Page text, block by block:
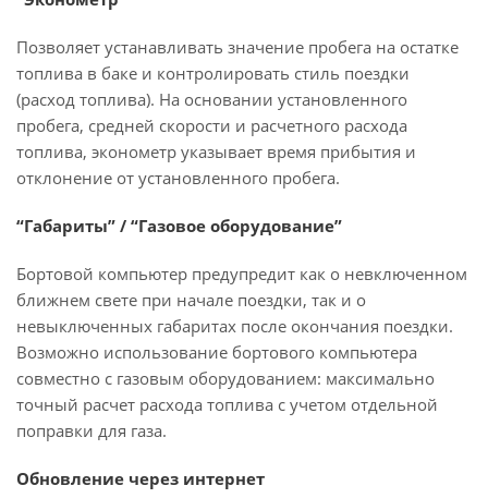
Позволяет устанавливать значение пробега на остатке
топлива в баке и контролировать стиль поездки
(расход топлива). На основании установленного
пробега, средней скорости и расчетного расхода
топлива, эконометр указывает время прибытия и
отклонение от установленного пробега.
“Габариты” / “Газовое оборудование”
Бортовой компьютер предупредит как о невключенном
ближнем свете при начале поездки, так и о
невыключенных габаритах после окончания поездки.
Возможно использование бортового компьютера
совместно с газовым оборудованием: максимально
точный расчет расхода топлива с учетом отдельной
поправки для газа.
Обновление через интернет